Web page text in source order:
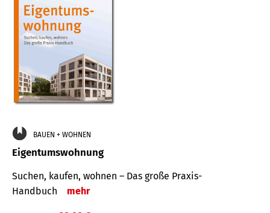
BAUEN + WOHNEN
Eigentumswohnung
Suchen, kaufen, wohnen – Das große Praxis-
Handbuch
mehr